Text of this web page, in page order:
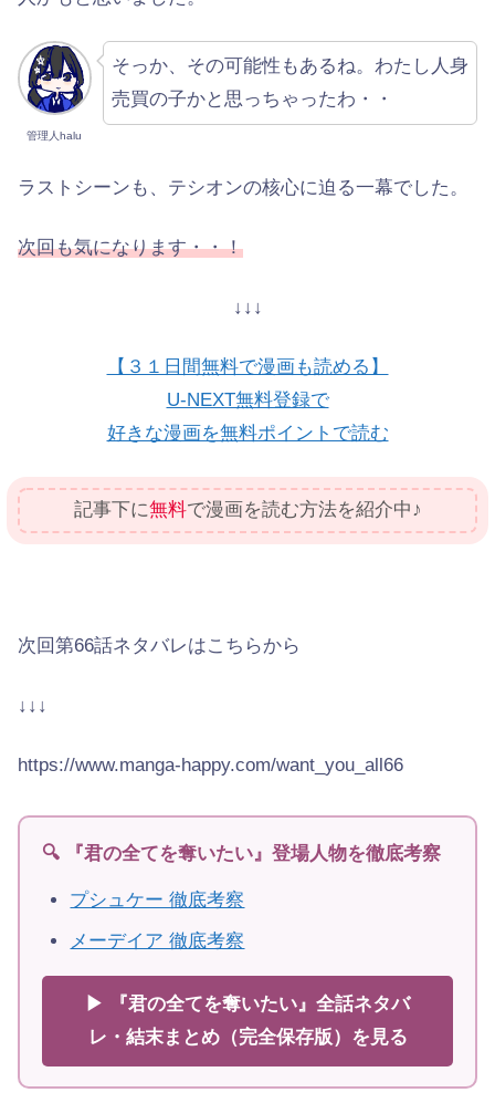
管理人halu
そっか、その可能性もあるね。わたし人身
売買の子かと思っちゃったわ・・
ラストシーンも、テシオンの核心に迫る一幕でした。
次回も気になります・・！
↓↓↓
【３１日間無料で漫画も読める】
U-NEXT無料登録で
好きな漫画を無料ポイントで読む
記事下に無料で漫画を読む方法を紹介中♪
次回第66話ネタバレはこちらから
↓↓↓
https://www.manga-happy.com/want_you_all66
🔍 『君の全てを奪いたい』登場人物を徹底考察
プシュケー 徹底考察
メーデイア 徹底考察
▶ 『君の全てを奪いたい』全話ネタバ
レ・結末まとめ（完全保存版）を見る